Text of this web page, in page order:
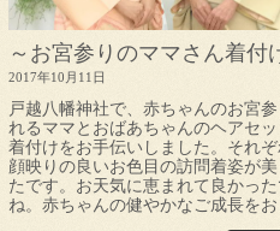
～お宮参りのママさん着付
2017年10月11日
戸越八幡神社で、赤ちゃんのお宮参
れるママとおばあちゃんのヘアセ
着付けをお手伝いしました。それ
顔映りの良いお色目の訪問着姿が美
たです。お天気に恵まれて良かった
ね。赤ちゃんの健やかなご成長をお